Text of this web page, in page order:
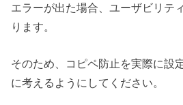
エラーが出た場合、ユーザビリテ
ります。
そのため、コピペ防止を実際に設
に考えるようにしてください。